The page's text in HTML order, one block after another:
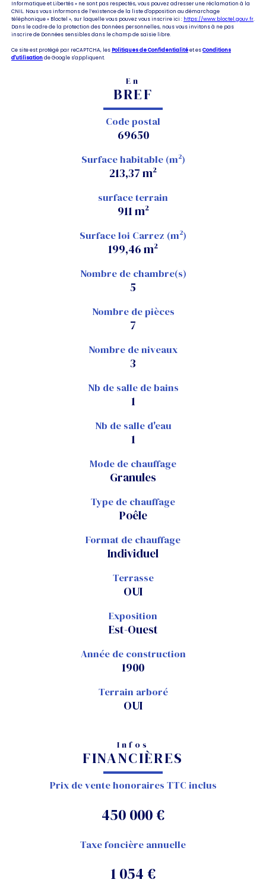
Informatique et Libertés » ne sont pas respectés, vous pouvez adresser une réclamation à la
CNIL. Nous vous informons de l’existence de la liste d'opposition au démarchage
téléphonique « Bloctel », sur laquelle vous pouvez vous inscrire ici : https://www.bloctel.gouv.fr.
Dans le cadre de la protection des Données personnelles, nous vous invitons à ne pas
inscrire de Données sensibles dans le champ de saisie libre.
Ce site est protégé par reCAPTCHA, les Politiques de Confidentialitéet esConditions
d'utilisationde Google s'appliquent.
En
BREF
Code postal
69650
Surface habitable (m²)
213,37 m²
surface terrain
911 m²
Surface loi Carrez (m²)
199,46 m²
Nombre de chambre(s)
5
Nombre de pièces
7
Nombre de niveaux
3
Nb de salle de bains
1
Nb de salle d'eau
1
Mode de chauffage
Granules
Type de chauffage
Poêle
Format de chauffage
Individuel
Terrasse
OUI
Exposition
Est-Ouest
Année de construction
1900
Terrain arboré
OUI
Infos
FINANCIÈRES
Prix de vente honoraires TTC inclus
450 000 €
Taxe foncière annuelle
1 054 €